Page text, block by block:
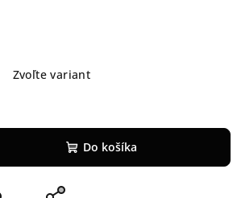
Zvoľte variant
Do košíka